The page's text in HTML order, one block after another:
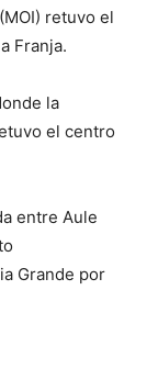
retuvo el
Franja.
la
el centro
entre Aule
Grande por